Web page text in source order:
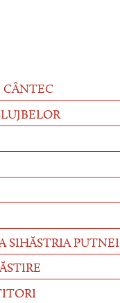
CÂNTEC
SIHĂSTRIA PUTNEI